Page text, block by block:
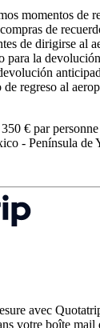
momentos de
de
de dirigirse al
para la
regreso al
€ par personne
- Península de
avec
votre boîte mail